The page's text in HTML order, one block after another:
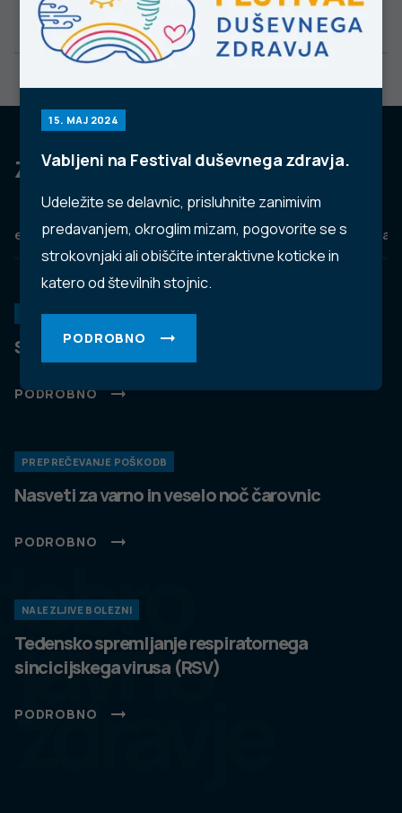
15. MAJ 2024
Vabljeni na Festival duševnega zdravja.
Udeležite se delavnic, prisluhnite zanimivim
predavanjem, okroglim mizam, pogovorite se s
strokovnjaki ali obiščite interaktivne koticke in
katero od številnih stojnic.
PODROBNO
javno
zdravje
Za dobro javno zdravje
eZdravje Podatkovni portal NIJZ ambulante
KORONAVIRUS
Spremljanje okužb s SARS-CoV-2 (covid-19)
PODROBNO
PREPREČEVANJE POŠKODB
Nasveti za varno in veselo noč čarovnic
PODROBNO
NALEZLJIVE BOLEZNI
Tedensko spremljanje respiratornega
sincicijskega virusa (RSV)
PODROBNO